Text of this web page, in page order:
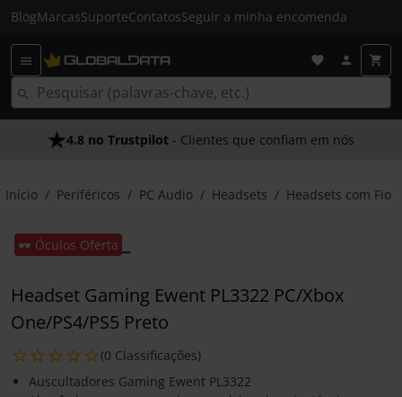
BlogMarcasSuporteContatosSeguir a minha encomenda
4.8 no Trustpilot - Clientes que confiam em nós
Início Periféricos PC Audio Headsets Headsets com Fio
🕶️ Óculos Oferta
Headset Gaming Ewent PL3322 PC/Xbox
One/PS4/PS5 Preto
(0 Classificações)
Auscultadores Gaming Ewent PL3322